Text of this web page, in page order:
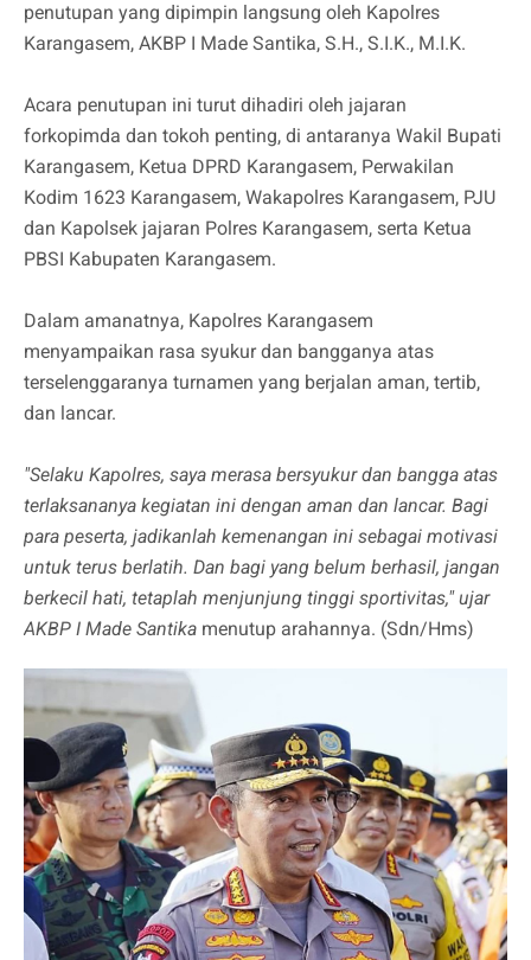
penutupan yang dipimpin langsung oleh Kapolres
Karangasem, AKBP I Made Santika, S.H., S.I.K., M.I.K.
Acara penutupan ini turut dihadiri oleh jajaran
forkopimda dan tokoh penting, di antaranya Wakil Bupati
Karangasem, Ketua DPRD Karangasem, Perwakilan
Kodim 1623 Karangasem, Wakapolres Karangasem, PJU
dan Kapolsek jajaran Polres Karangasem, serta Ketua
PBSI Kabupaten Karangasem.
Dalam amanatnya, Kapolres Karangasem
menyampaikan rasa syukur dan bangganya atas
terselenggaranya turnamen yang berjalan aman, tertib,
dan lancar.
"Selaku Kapolres, saya merasa bersyukur dan bangga atas
terlaksananya kegiatan ini dengan aman dan lancar. Bagi
para peserta, jadikanlah kemenangan ini sebagai motivasi
untuk terus berlatih. Dan bagi yang belum berhasil, jangan
berkecil hati, tetaplah menjunjung tinggi sportivitas," ujar
AKBP I Made Santika menutup arahannya. (Sdn/Hms)